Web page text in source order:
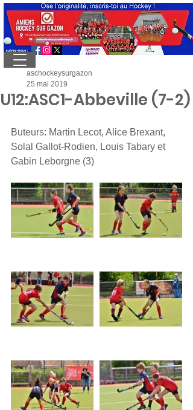
U12:ASC1-Abbeville (7-2)
aschockeysurgazon
25 mai 2019
Buteurs: Martin Lecot, Alice Brexant,
Solal Gallot-Rodien, Louis Tabary et
Gabin Leborgne (3)